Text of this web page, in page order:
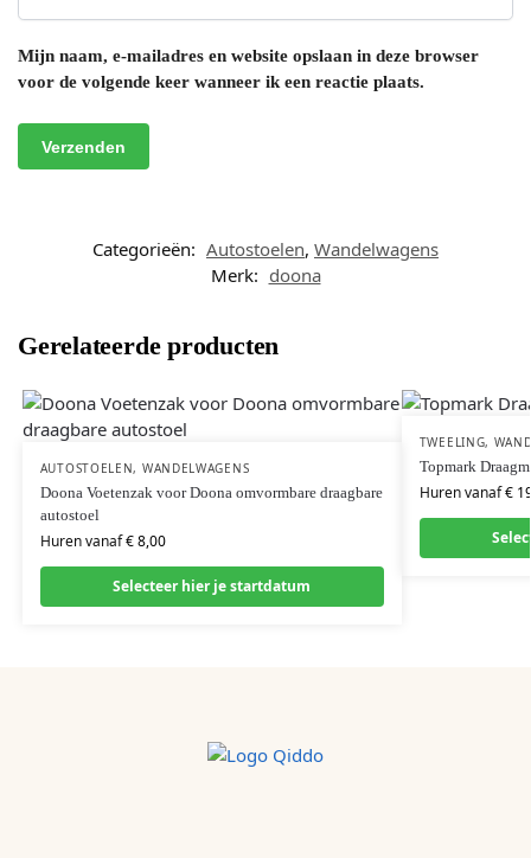
Mijn naam, e-mailadres en website opslaan in deze browser
voor de volgende keer wanneer ik een reactie plaats.
Categorieën: Autostoelen, Wandelwagens
Merk: doona
Gerelateerde producten
AUTOSTOELEN, WANDELWAGENS
Doona Voetenzak voor Doona omvormbare draagbare
autostoel
Huren vanaf€8,00
Selecteer hier je startdatum
TWEELING,
Topmark
Huren vanaf€